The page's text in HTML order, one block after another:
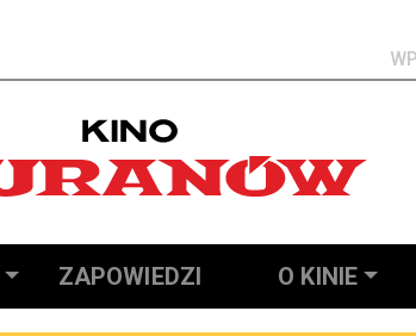
ZAPOWIEDZI O KINIE